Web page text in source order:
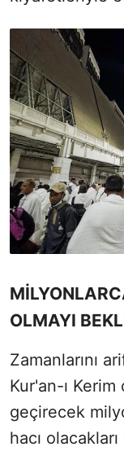
OLMAYI
Zamanlarını
Kur'an-ı
geçirecek
hacı